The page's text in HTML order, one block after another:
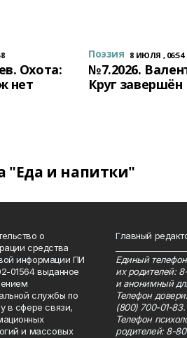
Охота:
нет
Поэзия 8 ИЮЛЯ , 06:54
№7.2026.
Круг завершён
"Еда и напитки"
о
средства
информации ПИ
01564 выданное
службы по
в сфере связи,
и массовых
Главный
Единый
их родителей:
и анонимный
Телефон
(800) 700-01-83.
Телефон
родителей: 8-